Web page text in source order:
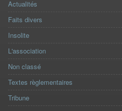
Actualités
Faits divers
Insolite
L'association
Non classé
Textes règlementaires
Tribune